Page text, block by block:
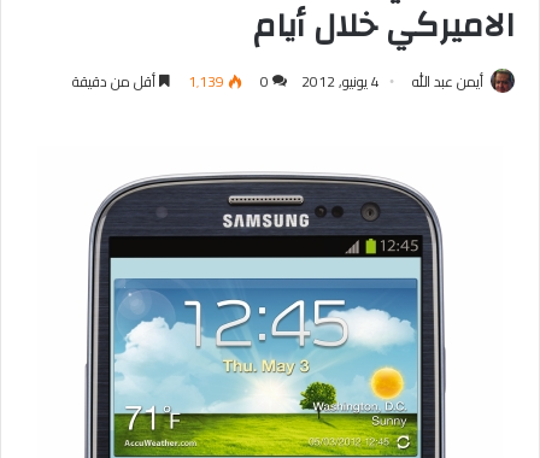
الاميركي خلال أيام
أيمن عبد الله 4 يونيو, 2012 0 1٬139 أقل من دقيقة